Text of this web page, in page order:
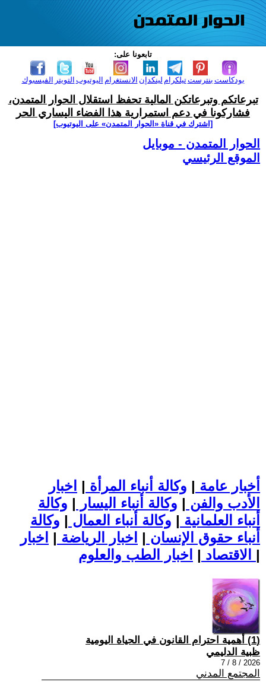
تابعونا على:
الفيسبوك التويتر اليوتيوب الانستغرام لينكدإن تيلكرامبنترست بودكاست
تبرعاتكم وتبرعاتكن المالية تحفظ استقلال الحوار المتمدن،
فشاركونا في دعم استمرارية هذا الفضاء اليساري الحر
[اشترك في قناة ‫«الحوار المتمدن» على اليوتيوب]
الحوار المتمدن - موبايل
الموقع الرئيسي
أخبار عامة | وكالة أنباء المرأة | اخبار
الأدب والفن | وكالة أنباء اليسار | وكالة
أنباء العلمانية | وكالة أنباء العمال | وكالة
أنباء حقوق الإنسان | اخبار الرياضة | اخبار
الاقتصاد | |
(1) أهمية احترام القانون في الحياة اليومية
ظبية الدليمي
2026 / 8 / 7
المجتمع المدني